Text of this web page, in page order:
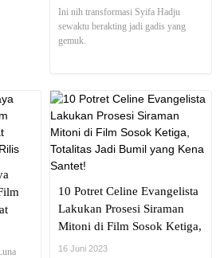
Ini nih transformasi Syifa Hadju
sewaktu berakting jadi gadis yang
gemuk.
Rilis
10 Potret Celine Evangelista
Lakukan Prosesi Siraman
Mitoni di Film Sosok Ketiga,
Totalitas Jadi Bumil yang
16 Juni 2023